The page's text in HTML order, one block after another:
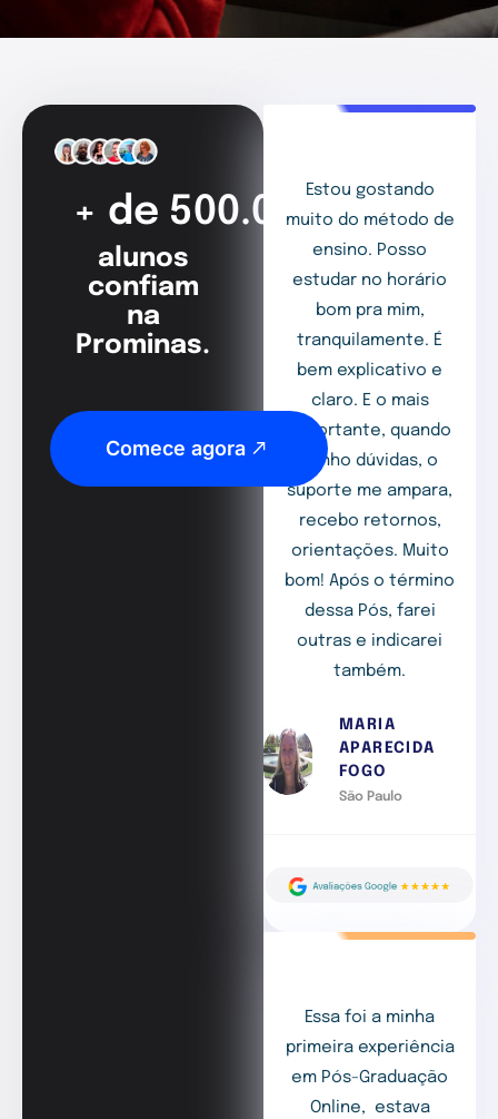
+ de 500.000
alunos
confiam
na
Prominas.
Comece agora
Estou gostando
muito do método de
ensino. Posso
estudar no horário
bom pra mim,
tranquilamente. É
bem explicativo e
claro. E o mais
importante, quando
tenho dúvidas, o
suporte me ampara,
recebo retornos,
orientações. Muito
bom! Após o término
dessa Pós, farei
outras e indicarei
também.
MARIA
APARECIDA
FOGO
São Paulo
Essa foi a minha
primeira experiência
em Pós-Graduação
Online, estava